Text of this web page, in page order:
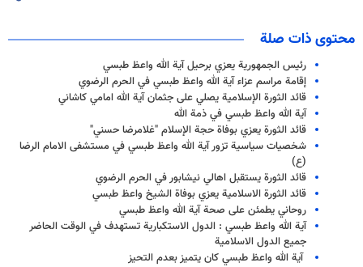
محتوى ذات صلة
رئيس الجمهورية يعزي برحيل آية الله واعظ طبسي
إقامة مراسم عزاء آية الله واعظ طبسي في الحرم الرضوي
قائد الثورة الإسلامية يصلي على جثمان آية الله امامي كاشاني
آية الله واعظ طبسي في ذمة الله
قائد الثورة يعزي بوفاة حجة الإسلام "غلامرضا حسني"
شخصيات سياسية تزور آية الله واعظ طبسي في مستشفى الامام الرضا
(ع)
قائد الثورة يستقبل اهالي نيشابور في الحرم الرضوي
قائد الثورة الاسلامية يعزي بوفاة الشيخ واعظ طبسي
روحاني يطمئن على صحة آية الله واعظ طبسي
آية الله واعظ طبسي : الدول الاستكبارية تستهدف في الوقت الحاضر
جميع الدول الاسلامية
آية الله واعظ طبسي كان يتميز بعدم التحيز